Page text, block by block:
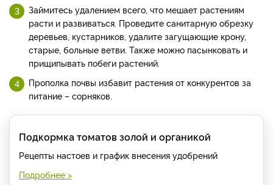
Займитесь удалением всего, что мешает растениям
расти и развиваться. Проведите санитарную обрезку
деревьев, кустарников, удалите загущающие крону,
старые, больные ветви. Также можно пасынковать и
прищипывать побеги растений.
Прополка почвы избавит растения от конкурентов за
питание – сорняков.
Подкормка томатов золой и органикой
Рецепты настоев и график внесения удобрений
Подробнее >